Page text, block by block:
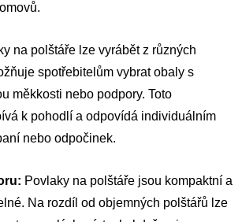
na polštáře lze vyrábět z různých
spotřebitelům vybrat obaly s
měkkosti nebo podpory. Toto
k pohodlí a odpovídá individuálním
nebo odpočinek.
Povlaky na polštáře jsou kompaktní a
Na rozdíl od objemných polštářů lze